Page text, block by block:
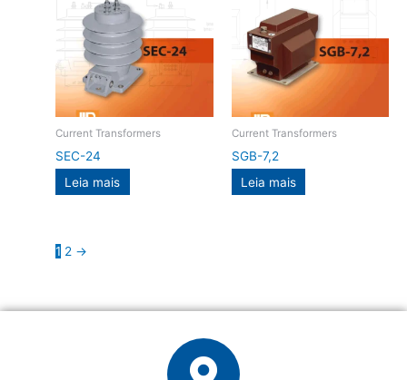
Current Transformers
SEC-24
Leia mais
Current Transformers
SGB-7,2
Leia mais
1 2 →